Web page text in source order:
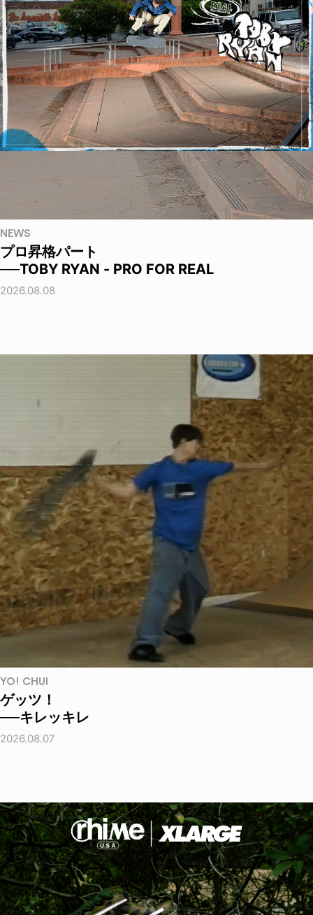
NEWS
プロ昇格パート
──TOBY RYAN - PRO FOR REAL
2026.08.08
YO! CHUI
ゲッツ！
──キレッキレ
2026.08.07